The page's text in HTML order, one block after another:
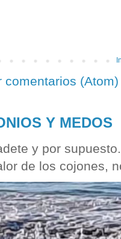
comentarios (Atom)
Y MEDOS
y por
de los cojones,